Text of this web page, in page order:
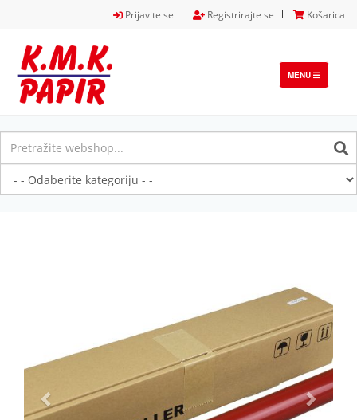
Prijavite se Registrirajte se Košarica
TOGGLE
NAVIGATION
MENU